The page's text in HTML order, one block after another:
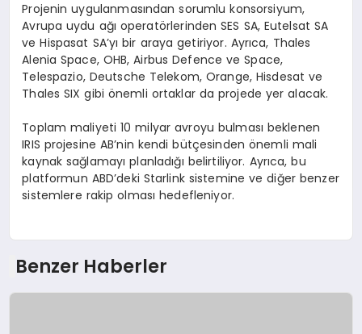
Projenin uygulanmasından sorumlu konsorsiyum,
Avrupa uydu ağı operatörlerinden SES SA, Eutelsat SA
ve Hispasat SA’yı bir araya getiriyor. Ayrıca, Thales
Alenia Space, OHB, Airbus Defence ve Space,
Telespazio, Deutsche Telekom, Orange, Hisdesat ve
Thales SIX gibi önemli ortaklar da projede yer alacak.
Toplam maliyeti 10 milyar avroyu bulması beklenen
IRIS projesine AB’nin kendi bütçesinden önemli mali
kaynak sağlamayı planladığı belirtiliyor. Ayrıca, bu
platformun ABD’deki Starlink sistemine ve diğer benzer
sistemlere rakip olması hedefleniyor.
Benzer Haberler